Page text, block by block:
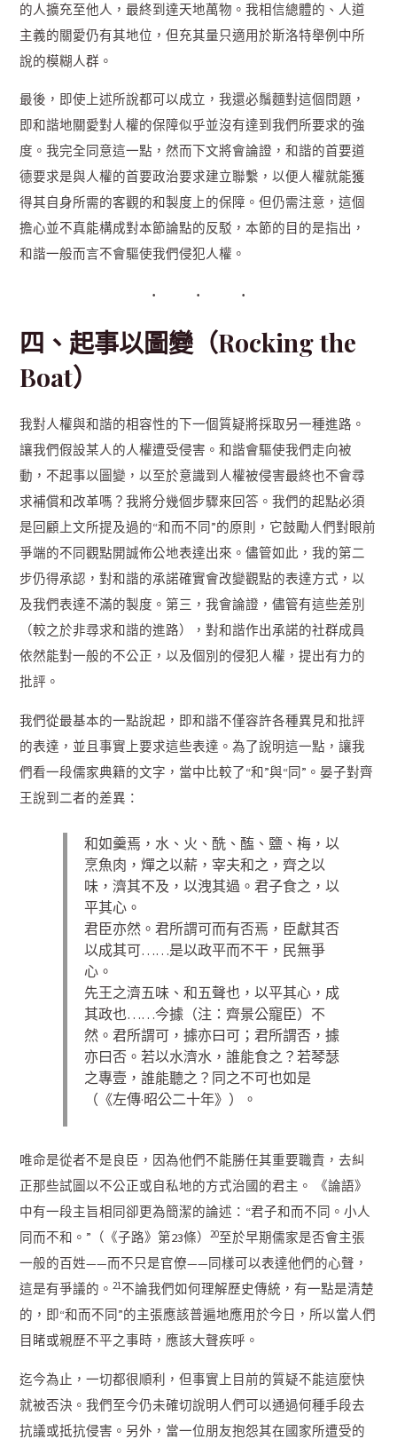
的人擴充至他人，最終到達天地萬物。我相信總體的、人道
主義的關愛仍有其地位，但充其量只適用於斯洛特舉例中所
說的模糊人群。
最後，即使上述所說都可以成立，我還必鬚麵對這個問題，
即和諧地關愛對人權的保障似乎並沒有達到我們所要求的強
度。我完全同意這一點，然而下文將會論證，和諧的首要道
德要求是與人權的首要政治要求建立聯繫，以便人權就能獲
得其自身所需的客觀的和製度上的保障。但仍需注意，這個
擔心並不真能構成對本節論點的反駁，本節的目的是指出，
和諧一般而言不會驅使我們侵犯人權。
四、起事以圖變（Rocking the
Boat）
我對人權與和諧的相容性的下一個質疑將採取另一種進路。
讓我們假設某人的人權遭受侵害。和諧會驅使我們走向被
動，不起事以圖變，以至於意識到人權被侵害最終也不會尋
求補償和改革嗎？我將分幾個步驟來回答。我們的起點必須
是回顧上文所提及過的“和而不同”的原則，它鼓勵人們對眼前
爭端的不同觀點開誠佈公地表達出來。儘管如此，我的第二
步仍得承認，對和諧的承諾確實會改變觀點的表達方式，以
及我們表達不滿的製度。第三，我會論證，儘管有這些差別
（較之於非尋求和諧的進路），對和諧作出承諾的社群成員
依然能對一般的不公正，以及個別的侵犯人權，提出有力的
批評。
我們從最基本的一點說起，即和諧不僅容許各種異見和批評
的表達，並且事實上要求這些表達。為了說明這一點，讓我
們看一段儒家典籍的文字，當中比較了“和”與“同”。晏子對齊
王說到二者的差異：
和如羹焉，水、火、酰、醢、鹽、梅，以
烹魚肉，燀之以薪，宰夫和之，齊之以
味，濟其不及，以洩其過。君子食之，以
平其心。
君臣亦然。君所謂可而有否焉，臣獻其否
以成其可……是以政平而不干，民無爭
心。
先王之濟五味、和五聲也，以平其心，成
其政也……今據（注：齊景公寵臣）不
然。君所謂可，據亦曰可；君所謂否，據
亦曰否。若以水濟水，誰能食之？若琴瑟
之專壹，誰能聽之？同之不可也如是
（《左傳·昭公二十年》）。
唯命是從者不是良臣，因為他們不能勝任其重要職責，去糾
正那些試圖以不公正或自私地的方式治國的君主。 《論語》
中有一段主旨相同卻更為簡潔的論述：“君子和而不同。小人
同而不和。”（《子路》第23條）20至於早期儒家是否會主張
一般的百姓——而不只是官僚——同樣可以表達他們的心聲，
這是有爭議的。21不論我們如何理解歷史傳統，有一點是清楚
的，即“和而不同”的主張應該普遍地應用於今日，所以當人們
目睹或親歷不平之事時，應該大聲疾呼。
迄今為止，一切都很順利，但事實上目前的質疑不能這麼快
就被否決。我們至今仍未確切說明人們可以通過何種手段去
抗議或抵抗侵害。另外，當一位朋友抱怨其在國家所遭受的